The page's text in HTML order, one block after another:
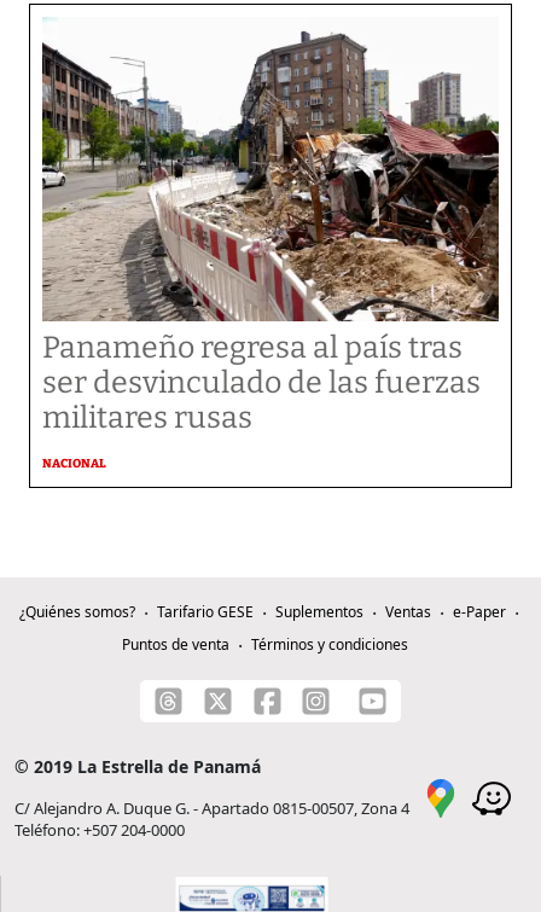
Panameño regresa al país tras
ser desvinculado de las fuerzas
militares rusas
NACIONAL
¿Quiénes somos? Tarifario GESE Suplementos Ventas
e-Paper
Puntos de venta
Términos y condiciones
© 2019 La Estrella de Panamá
C/ Alejandro A. Duque G. - Apartado 0815-00507, Zona 4
Teléfono: +507 204-0000